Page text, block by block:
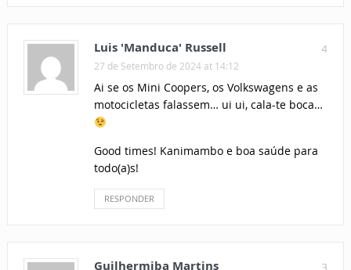
4
Luis 'Manduca' Russell
27 de Setembro de 2024 at 14:12
Ai se os Mini Coopers, os Volkswagens e as
motocicletas falassem… ui ui, cala-te boca…
Good times! Kanimambo e boa saúde para
todo(a)s!
RESPONDER
3
Guilhermiba Martins